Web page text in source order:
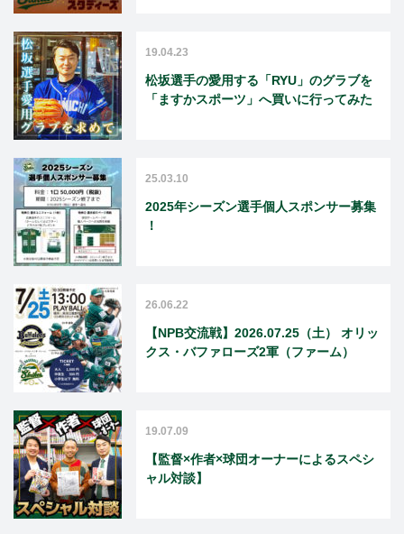
19.04.23
松坂選手の愛用する「RYU」のグラブを
「ますかスポーツ」へ買いに行ってみた
25.03.10
2025年シーズン選手個人スポンサー募集
！
26.06.22
【NPB交流戦】2026.07.25（土） オリッ
クス・バファローズ2軍（ファーム）
19.07.09
【監督×作者×球団オーナーによるスペシ
ャル対談】